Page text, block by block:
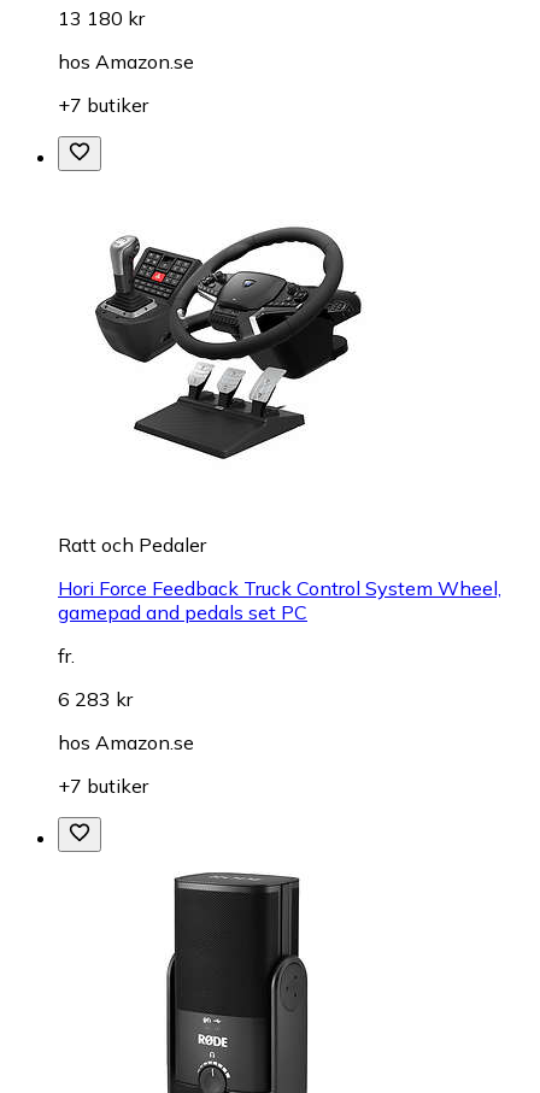
13 180 kr
hos Amazon.se
+7 butiker
Ratt och Pedaler
Hori Force Feedback Truck Control System Wheel,
gamepad and pedals set PC
fr.
6 283 kr
hos Amazon.se
+7 butiker